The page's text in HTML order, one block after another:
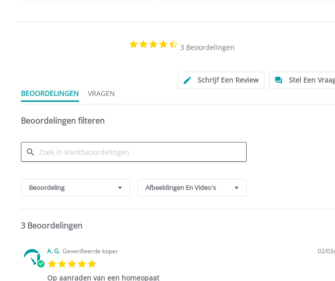
4.3
star
3 Beoordelingen
Schrijf Een Review
Stel Een
BEOORDELINGEN
VRAGEN
Beoordelingen filteren
Reviews
Beoordeling Afbeeldingen En Video's
3 Beoordelingen
A. G. Geverifieerde koper 02/
Op aanraden van een homeopaat